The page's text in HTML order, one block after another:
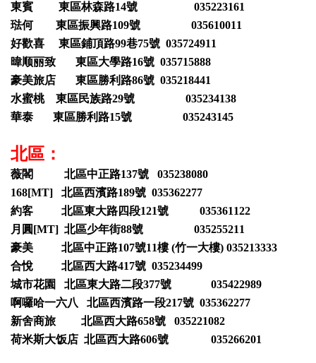
東賓 東區林森路14號 035223161
琺何 東區振興路109號 035610011
好歡喜 東區鋪頂路99巷75號 035724911
暐顺丽致 東區大學路16號 035715888
豪美旅店 東區勝利路86號 035218441
水蜜桃 東區民族路29號 035234138
華泰 東區勝利路15號 035243145
北區：
薇閣 北區中正路137號 035238080
168[MT] 北區西濱路189號 035362277
約客 北區東大路四段121號 035361122
月圓[MT] 北區少年街88號 035255211
豪美 北區中正路107號11樓 (竹一大樓) 035213333
合悅 北區西大路417號 035234499
城市花園 北區東大路二段377號 035422989
啊囉哈一六八 北區西濱路一段217號 035362277
新舍商旅 北區西大路658號 035221082
荷米斯大饭店 北區西大路606號 035266201